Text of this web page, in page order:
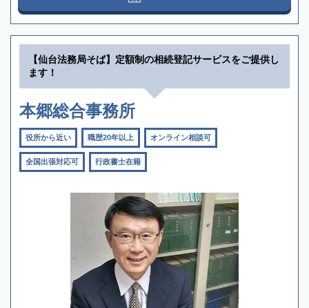
【仙台法務局そば】定額制の相続登記サービスをご提供し
ます！
本郷総合事務所
役所から近い 職歴20年以上 オンライン相談可
全国出張対応可 行政書士在籍